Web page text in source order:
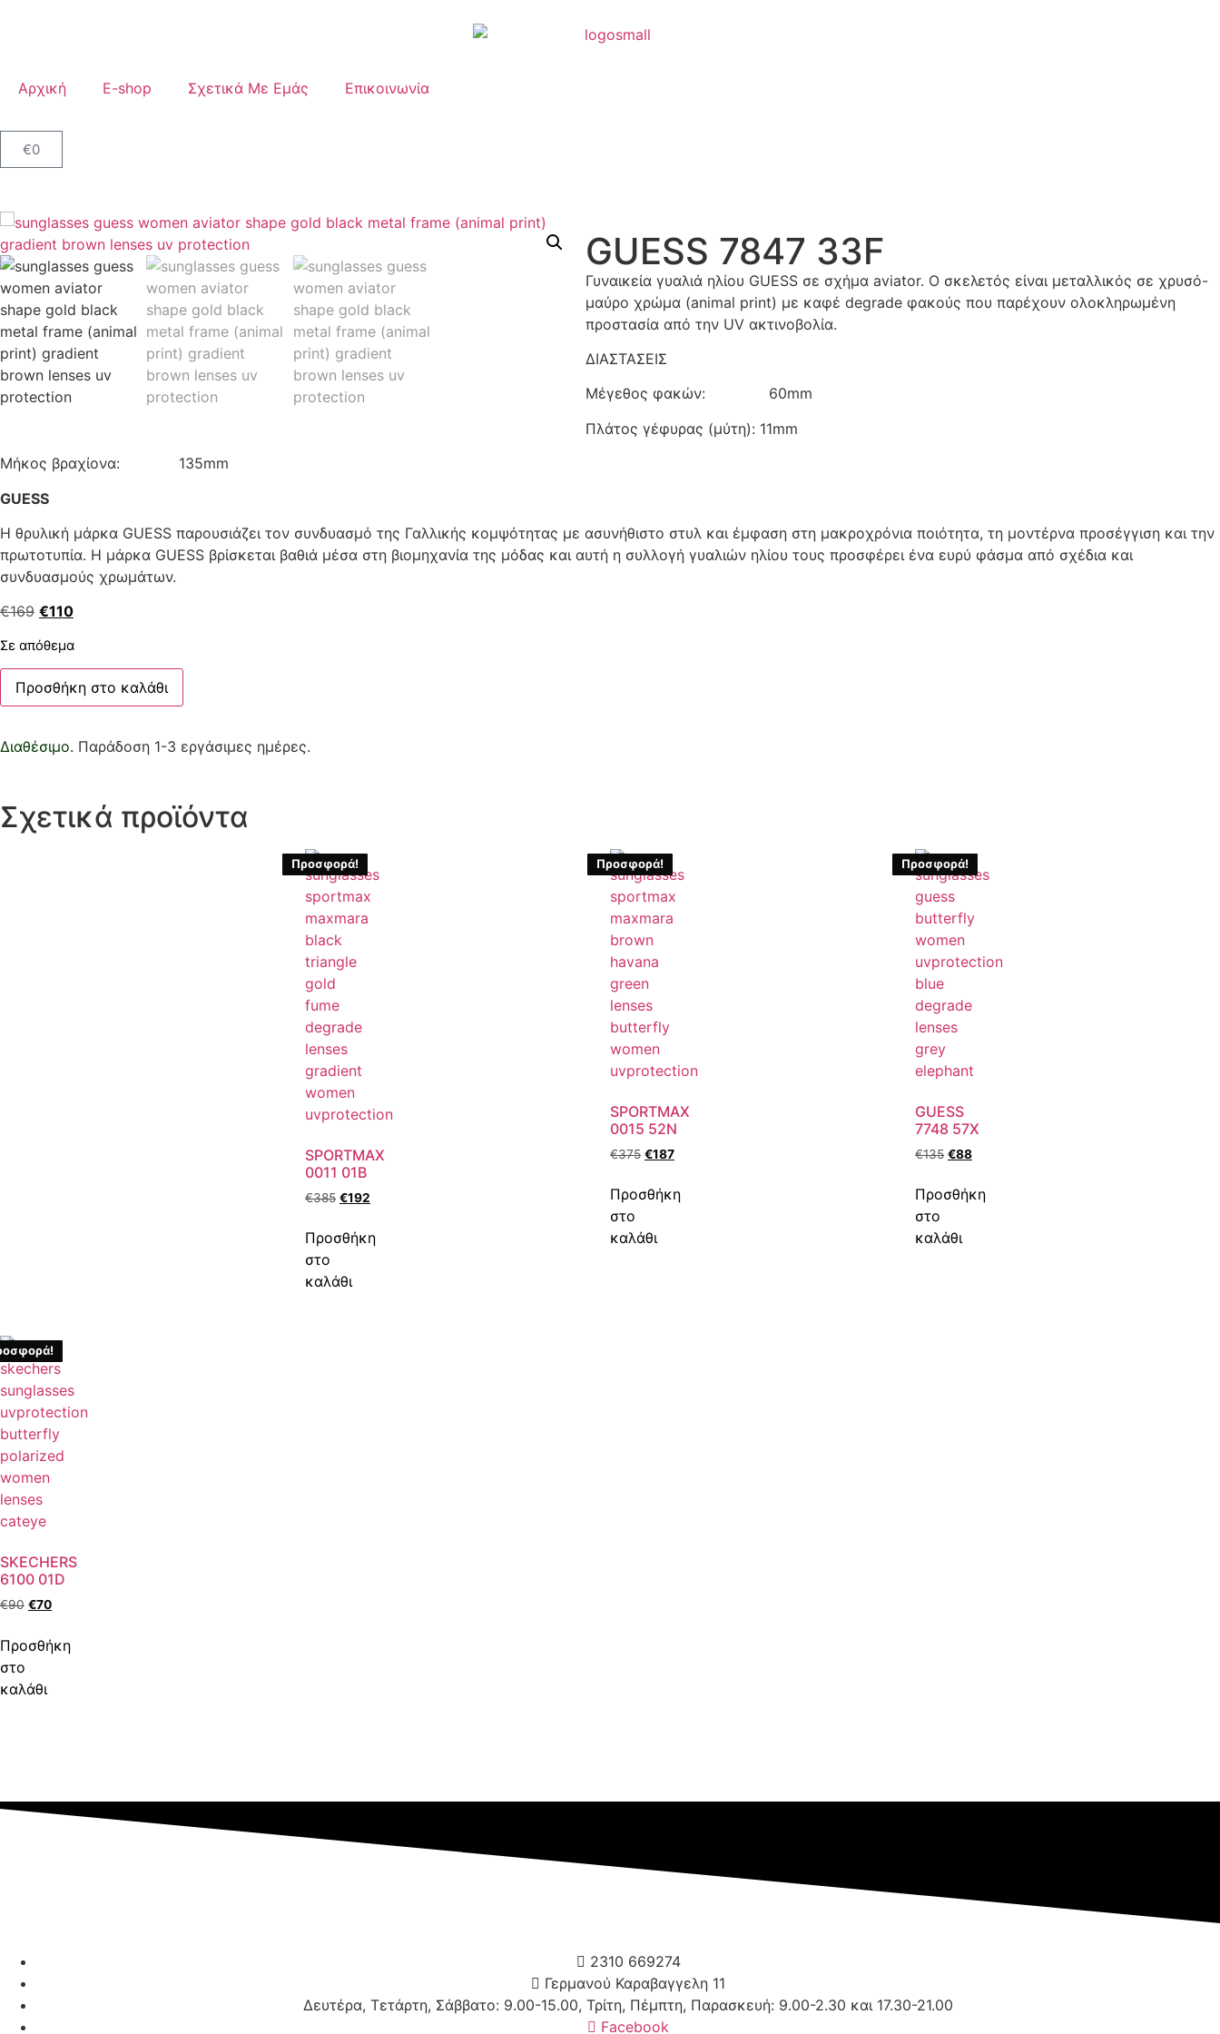
Αρχική E-shop Σχετικά Με Εμάς Επικοινωνία
€0
GUESS 7847 33F
Γυναικεία γυαλιά ηλίου GUESS σε σχήμα aviator. Ο σκελετός είναι μεταλλικός σε χρυσό-
μαύρο χρώμα (animal print) με καφέ degrade φακούς που παρέχουν ολοκληρωμένη
προστασία από την UV ακτινοβολία.
ΔΙΑΣΤΑΣΕΙΣ
Μέγεθος φακών: 60mm
Πλάτος γέφυρας (μύτη): 11mm
Μήκος βραχίονα: 135mm
GUESS
Η θρυλική μάρκα GUESS παρουσιάζει τον συνδυασμό της Γαλλικής κομψότητας με ασυνήθιστο στυλ και έμφαση στη μακροχρόνια ποιότητα, τη μοντέρνα προσέγγιση και την
πρωτοτυπία. Η μάρκα GUESS βρίσκεται βαθιά μέσα στη βιομηχανία της μόδας και αυτή η συλλογή γυαλιών ηλίου τους προσφέρει ένα ευρύ φάσμα από σχέδια και
συνδυασμούς χρωμάτων.
€169 €110
Σε απόθεμα
Προσθήκη στο καλάθι
Διαθέσιμο. Παράδοση 1-3 εργάσιμες ημέρες.
Σχετικά προϊόντα
Προσφορά!
SPORTMAX
0011 01B
€385 €192
Προσθήκη
στο
καλάθι
Προσφορά!
SPORTMAX
0015 52N
€375 €187
Προσθήκη
στο
καλάθι
Προσφορά!
GUESS
7748 57X
€135 €88
Προσθήκη
στο
καλάθι
SKECHERS
6100 01D
€90 €70
Προσθήκη
στο
καλάθι
2310 669274
Γερμανού Καραβαγγελη 11
Δευτέρα, Τετάρτη, Σάββατο: 9.00-15.00, Τρίτη, Πέμπτη, Παρασκευή: 9.00-2.30 και 17.30-21.00
Facebook